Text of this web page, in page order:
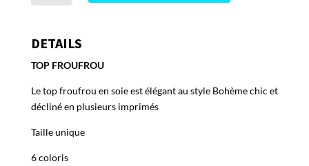
Top
DETAILS
TOP FROUFROU
Le top froufrou en soie est élégant au style Bohème chic et
décliné en plusieurs imprimés
Taille unique
6 coloris